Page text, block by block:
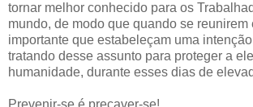
tornar melhor conhecido para os
mundo, de modo que quando se reunirem
importante que estabeleçam uma
tratando desse assunto para proteger a
humanidade, durante esses dias de